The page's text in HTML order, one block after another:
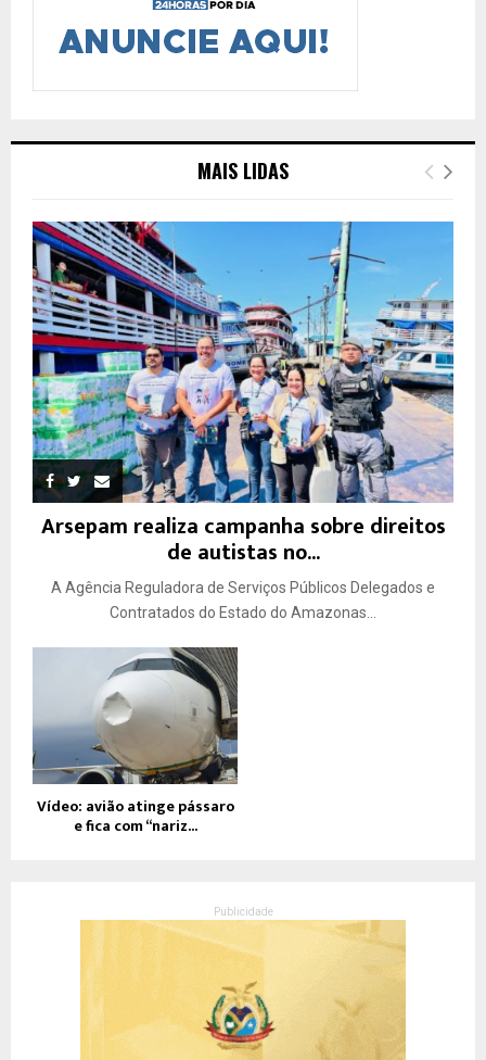
MAIS LIDAS
Arsepam realiza campanha sobre direitos
de autistas no...
A Agência Reguladora de Serviços Públicos Delegados e
Contratados do Estado do Amazonas...
Vídeo: avião atinge pássaro
e fica com “nariz...
Publicidade